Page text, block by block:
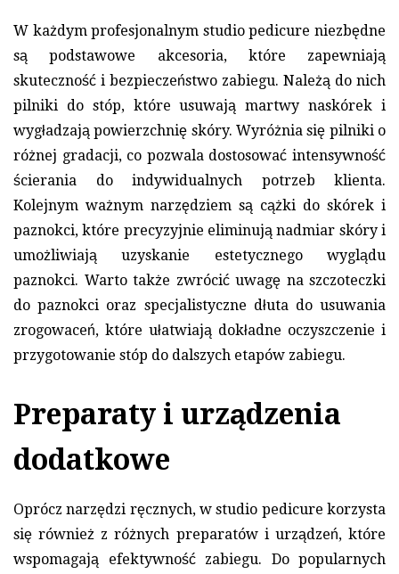
W każdym profesjonalnym studio pedicure niezbędne
są podstawowe akcesoria, które zapewniają
skuteczność i bezpieczeństwo zabiegu. Należą do nich
pilniki do stóp, które usuwają martwy naskórek i
wygładzają powierzchnię skóry. Wyróżnia się pilniki o
różnej gradacji, co pozwala dostosować intensywność
ścierania do indywidualnych potrzeb klienta.
Kolejnym ważnym narzędziem są cążki do skórek i
paznokci, które precyzyjnie eliminują nadmiar skóry i
umożliwiają uzyskanie estetycznego wyglądu
paznokci. Warto także zwrócić uwagę na szczoteczki
do paznokci oraz specjalistyczne dłuta do usuwania
zrogowaceń, które ułatwiają dokładne oczyszczenie i
przygotowanie stóp do dalszych etapów zabiegu.
Preparaty i urządzenia
dodatkowe
Oprócz narzędzi ręcznych, w studio pedicure korzysta
się również z różnych preparatów i urządzeń, które
wspomagają efektywność zabiegu. Do popularnych